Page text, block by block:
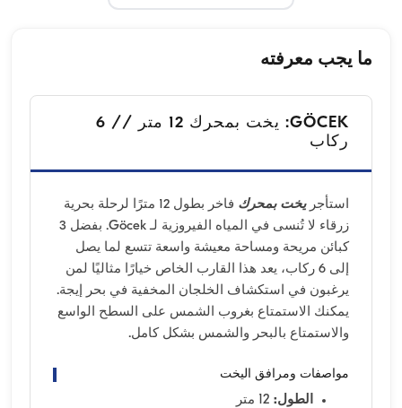
ما يجب معرفته
GÖCEK: يخت بمحرك 12 متر // 6
ركاب
استأجريخت بمحرك
فاخر بطول 12 مترًا لرحلة بحرية
زرقاء لا تُنسى في المياه الفيروزية لـ Göcek. بفضل 3
كبائن مريحة ومساحة معيشة واسعة تتسع لما يصل
إلى 6 ركاب، يعد هذا القارب الخاص خيارًا مثاليًا لمن
يرغبون في استكشاف الخلجان المخفية في بحر إيجة.
يمكنك الاستمتاع بغروب الشمس على السطح الواسع
والاستمتاع بالبحر والشمس بشكل كامل.
مواصفات ومرافق اليخت
الطول: